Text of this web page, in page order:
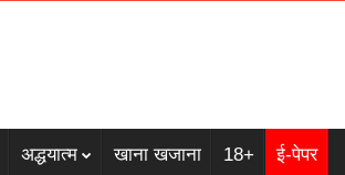
अद्धयात्म खाना खजाना 18+ ई-पेपर